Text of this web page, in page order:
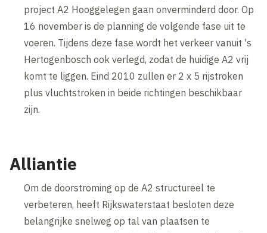
project A2 Hooggelegen gaan onverminderd door. Op
16 november is de planning de volgende fase uit te
voeren. Tijdens deze fase wordt het verkeer vanuit 's
Hertogenbosch ook verlegd, zodat de huidige A2 vrij
komt te liggen. Eind 2010 zullen er 2 x 5 rijstroken
plus vluchtstroken in beide richtingen beschikbaar
zijn.
Alliantie
Om de doorstroming op de A2 structureel te
verbeteren, heeft Rijkswaterstaat besloten deze
belangrijke snelweg op tal van plaatsen te